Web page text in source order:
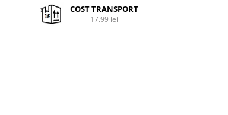
COST TRANSPORT
17.99 lei